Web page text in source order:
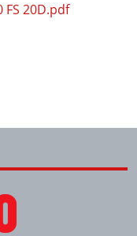
FS 20D.pdf